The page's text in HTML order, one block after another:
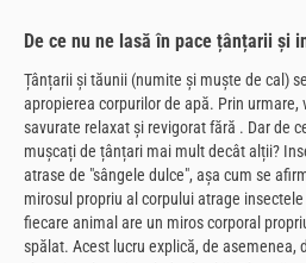
De ce nu ne lasă în pace țânțarii și
Țânțarii și tăunii (numite și muște de cal)
apropierea corpurilor de apă. Prin urmare,
savurate relaxat și revigorat fără . Dar de
mușcați de țânțari mai mult decât alții?
atrase de "sângele dulce", așa cum se
mirosul propriu al corpului atrage
fiecare animal are un miros corporal
spălat. Acest lucru explică, de asemenea,